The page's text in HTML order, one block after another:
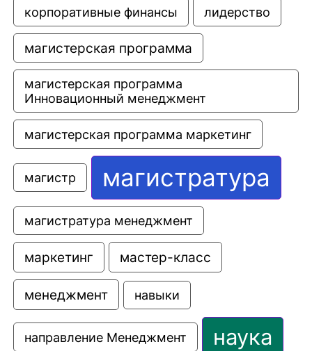
корпоративные финансы лидерство
магистерская программа
магистерская программа
Инновационный менеджмент
магистерская программа маркетинг
магистр магистратура
магистратура менеджмент
маркетинг мастер-класс
менеджмент навыки
направление Менеджмент наука